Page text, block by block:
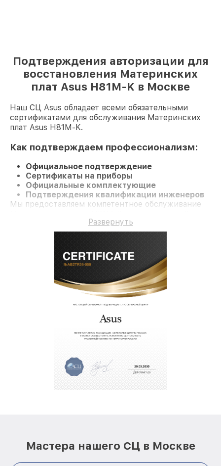
Подтверждения авторизации для
восстановления Материнских
плат Asus H81M-K в Москве
Наш СЦ Asus обладает всеми обязательными
сертификатами для обслуживания Материнских
плат Asus H81M-K.
Как подтверждаем профессионализм:
Официальное подтверждение
Сертификаты на приборы
Официальные комплектующие
Подтверждения квалификации инженеров
Мы предоставляем компетентное обслуживание
Развернуть
Мастера нашего СЦ в Москве